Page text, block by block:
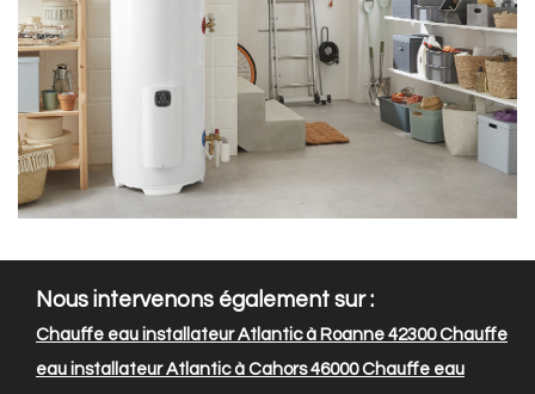
Nous intervenons également sur :
Chauffe eau installateur Atlantic à Roanne 42300Chauffe
eau installateur Atlantic à Cahors 46000Chauffe eau